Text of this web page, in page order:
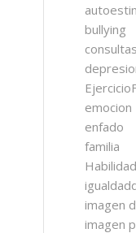
bullying
emocion
enfado
familia
imagen
imagen